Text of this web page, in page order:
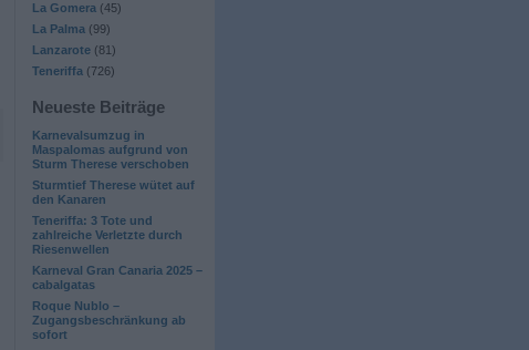
La Gomera (45)
La Palma (99)
Lanzarote(81)
Teneriffa (726)
Neueste Beiträge
Karnevalsumzug in
Maspalomas aufgrund von
Sturm Therese verschoben
Sturmtief Therese wütet auf
den Kanaren
Teneriffa: 3 Tote und
zahlreiche Verletzte durch
Riesenwellen
Karneval Gran Canaria 2025 –
cabalgatas
Roque Nublo –
Zugangsbeschränkung ab
sofort